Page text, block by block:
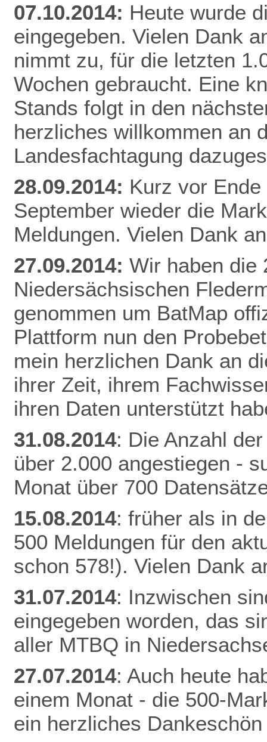
07.10.2014: Heute wurde
eingegeben. Vielen Dank
nimmt zu, für die letzten
Wochen gebraucht. Eine
Stands folgt in den
herzliches willkommen an
Landesfachtagung
28.09.2014: Kurz vor
September wieder die
Meldungen. Vielen Dank
27.09.2014: Wir haben die
Niedersächsischen
genommen um BatMap
Plattform nun den
mein herzlichen Dank an
ihrer Zeit, ihrem
ihren Daten unterstützt
31.08.2014: Die Anzahl
über 2.000 angestiegen -
Monat über 700
15.08.2014: früher als in
500 Meldungen für den
schon 578!). Vielen Dank
31.07.2014: Inzwischen
eingegeben worden, das
aller MTBQ in
27.07.2014: Auch heute
einem Monat - die 500-
ein herzliches